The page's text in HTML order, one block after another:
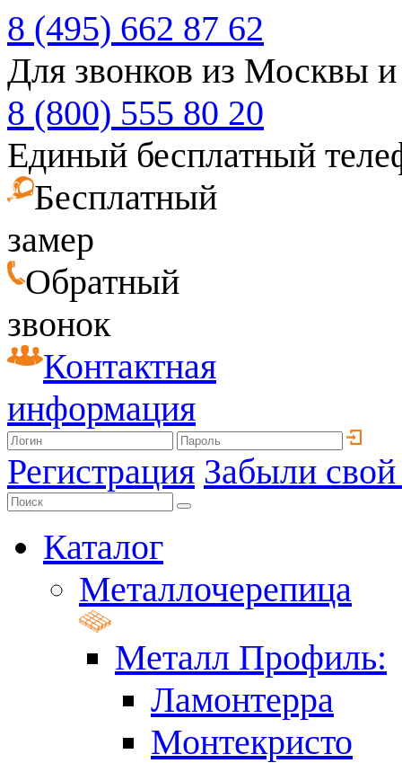
8 (495) 662 87 62
Для звонков из Москвы
8 (800) 555 80 20
Единый бесплатный
Бесплатный
замер
Обратный
звонок
Контактная
информация
Регистрация Забыли
Каталог
Металлочерепица
Металл Профиль:
Ламонтерра
Монтекристо